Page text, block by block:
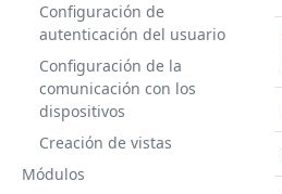
Configuración de
autenticación del usuario
Configuración de la
comunicación con los
dispositivos
Creación de vistas
Módulos